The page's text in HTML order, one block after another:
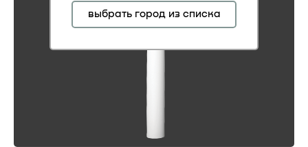
выбрать город из списка